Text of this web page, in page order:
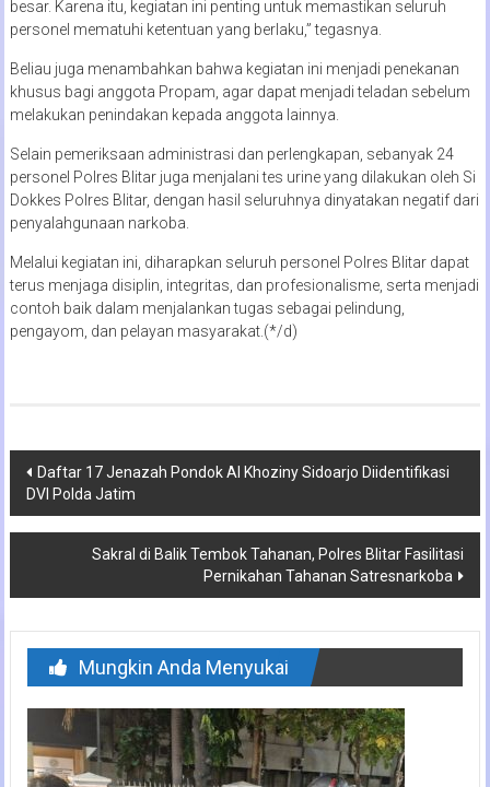
besar. Karena itu, kegiatan ini penting untuk memastikan seluruh
personel mematuhi ketentuan yang berlaku,” tegasnya.
Beliau juga menambahkan bahwa kegiatan ini menjadi penekanan
khusus bagi anggota Propam, agar dapat menjadi teladan sebelum
melakukan penindakan kepada anggota lainnya.
Selain pemeriksaan administrasi dan perlengkapan, sebanyak 24
personel Polres Blitar juga menjalani tes urine yang dilakukan oleh Si
Dokkes Polres Blitar, dengan hasil seluruhnya dinyatakan negatif dari
penyalahgunaan narkoba.
Melalui kegiatan ini, diharapkan seluruh personel Polres Blitar dapat
terus menjaga disiplin, integritas, dan profesionalisme, serta menjadi
contoh baik dalam menjalankan tugas sebagai pelindung,
pengayom, dan pelayan masyarakat.(*/d)
Navigasi
pos
Daftar 17 Jenazah Pondok Al Khoziny Sidoarjo Diidentifikasi
DVI Polda Jatim
Sakral di Balik Tembok Tahanan, Polres Blitar Fasilitasi
Pernikahan Tahanan Satresnarkoba
Mungkin Anda Menyukai